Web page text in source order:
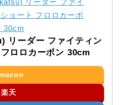
リーダー ファイティン
ロロカーボン 30cm
楽天